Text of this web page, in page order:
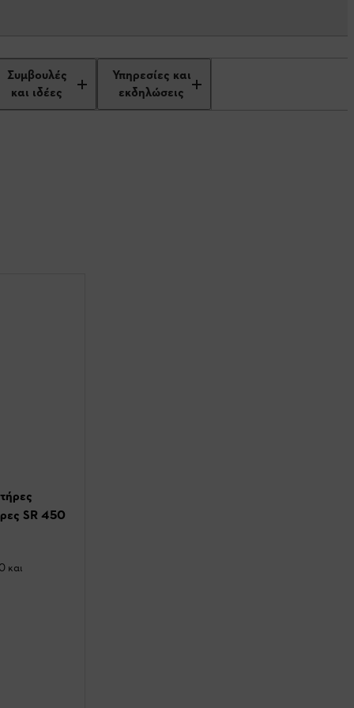
Συμβουλές
και ιδέες
Υπηρεσίες και
εκδηλώσεις
SR 450
και